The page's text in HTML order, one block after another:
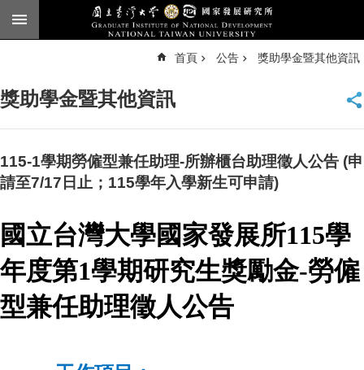
跳到主要內容區塊
臺
頁
English
告
本
所
簡
介
首頁 公告 獎助學金暨其他資訊
獎助學金暨其他資訊
115-1學期勞僱型兼任助理-所辦櫃台助理徵人公告 (申
請至7/17日止；115學年入學新生可申請)
國立台灣大學國家發展所115學
年度第1學期研究生獎勵金-勞僱
型兼任助理徵人公告